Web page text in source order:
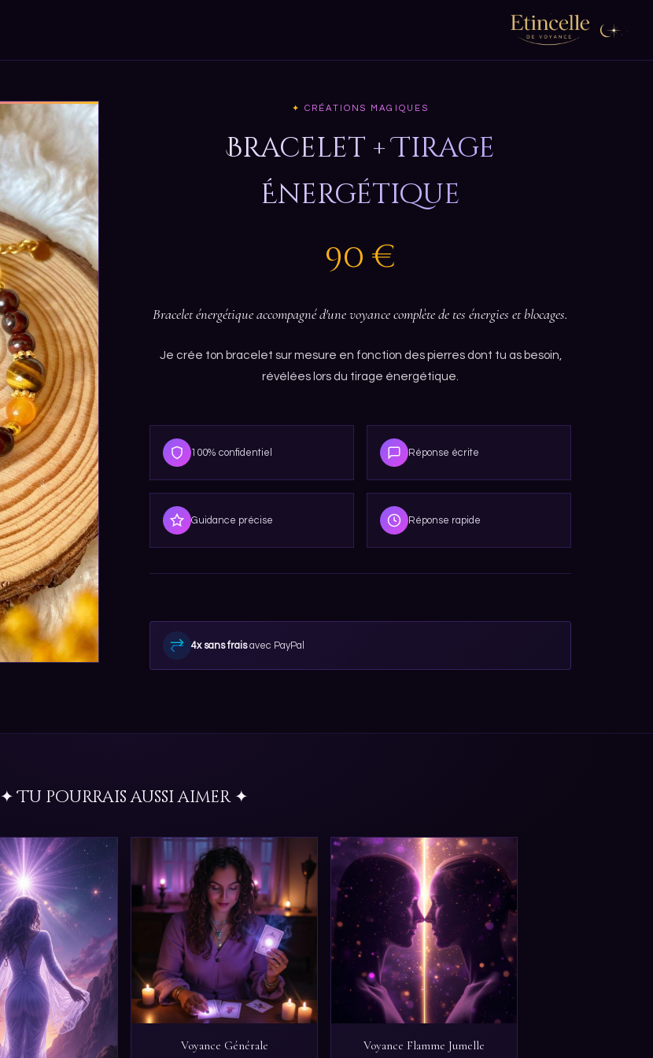
CRÉATIONS MAGIQUES
Bracelet + Tirage
Énergétique
90 €
Bracelet énergétique accompagné d'une voyance complète de tes énergies et blocages.
Je crée ton bracelet sur mesure en fonction des pierres dont tu as besoin,
révélées lors du tirage énergétique.
100% confidentiel Réponse écrite
Guidance précise Réponse rapide
4x sans fraisavec PayPal
✦ Tu pourrais aussi aimer ✦
Voyance Générale Voyance Flamme Jumelle